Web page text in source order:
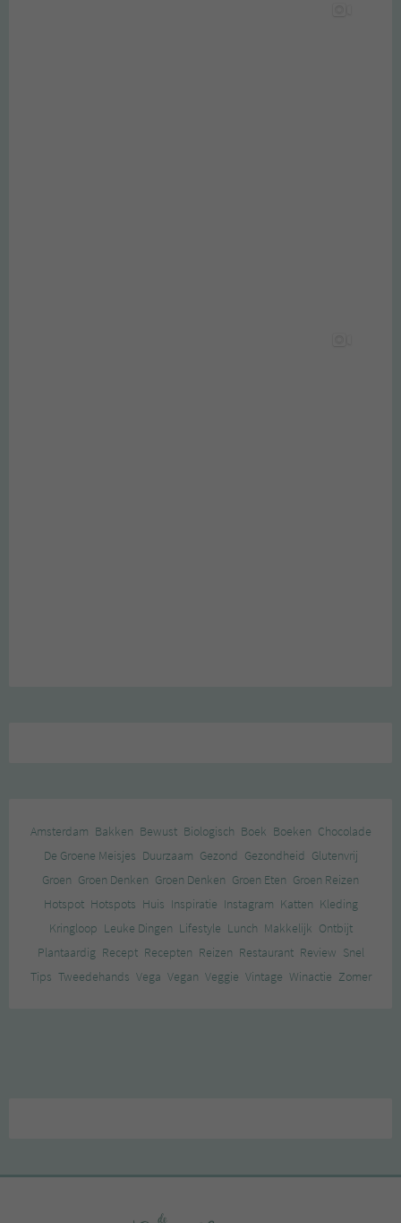
Amsterdam Bakken Bewust Biologisch Boek Boeken Chocolade
De Groene Meisjes Duurzaam Gezond Gezondheid Glutenvrij
Groen Groen Denken Groen Denken Groen Eten Groen Reizen
Hotspot Hotspots Huis Inspiratie Instagram Katten Kleding
Kringloop Leuke Dingen Lifestyle Lunch Makkelijk Ontbijt
Plantaardig Recept Recepten Reizen Restaurant Review Snel
Tips Tweedehands Vega Vegan Veggie Vintage Winactie Zomer